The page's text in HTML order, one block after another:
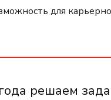
для
решаем